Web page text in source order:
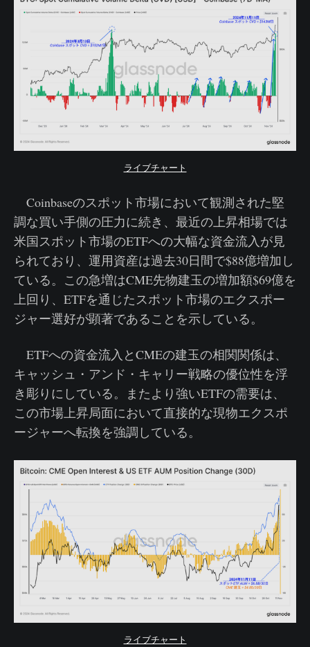
ライブチャート
Coinbaseのスポット市場において観測された堅
調な買い手側の圧力に続き、最近の上昇相場では
米国スポット市場のETFへの大幅な資金流入が見
られており、運用資産は過去30日間で$88億増加し
ている。この急増はCME先物建玉の増加額$69億を
上回り、ETFを通じたスポット市場のエクスポー
ジャー選好が顕著であることを示している。
ETFへの資金流入とCMEの建玉の相関関係は、
キャッシュ・アンド・キャリー戦略の優位性を浮
き彫りにしている。またより強いETFの需要は、
この市場上昇局面において直接的な現物エクスポ
ージャーへ転換を強調している。
ライブチャート